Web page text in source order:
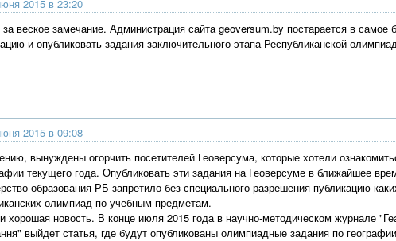
2015 в 23:20
веское замечание. Администрация сайта geoversum.by постарается в самое
и опубликовать задания заключительного этапа Республиканской
2015 в 09:08
вынуждены огорчить посетителей Геоверсума, которые хотели
текущего года. Опубликовать эти задания на Геоверсуме в ближайшее
образования РБ запретило без специального разрешения публикацию
олимпиад по учебным предметам.
хорошая новость. В конце июля 2015 года в научно-методическом журнале
выйдет статья, где будут опубликованы олимпиадные задания по